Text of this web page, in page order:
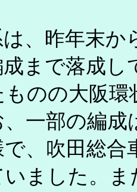
は、昨年末
成まで落成
のの大阪
一部の編
、吹田総合
ました。